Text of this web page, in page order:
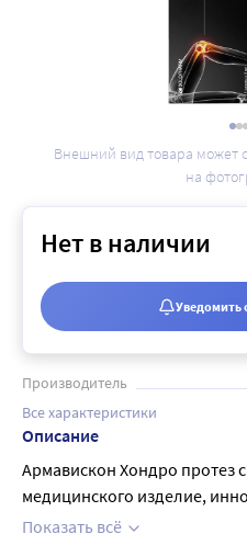
Внешний вид товара может
на
Производитель
Все характеристики
Описание
Армавискон Хондро протез
медицинского изделие,
который разработан для
Показать всё
Нет в наличии
Уведомить